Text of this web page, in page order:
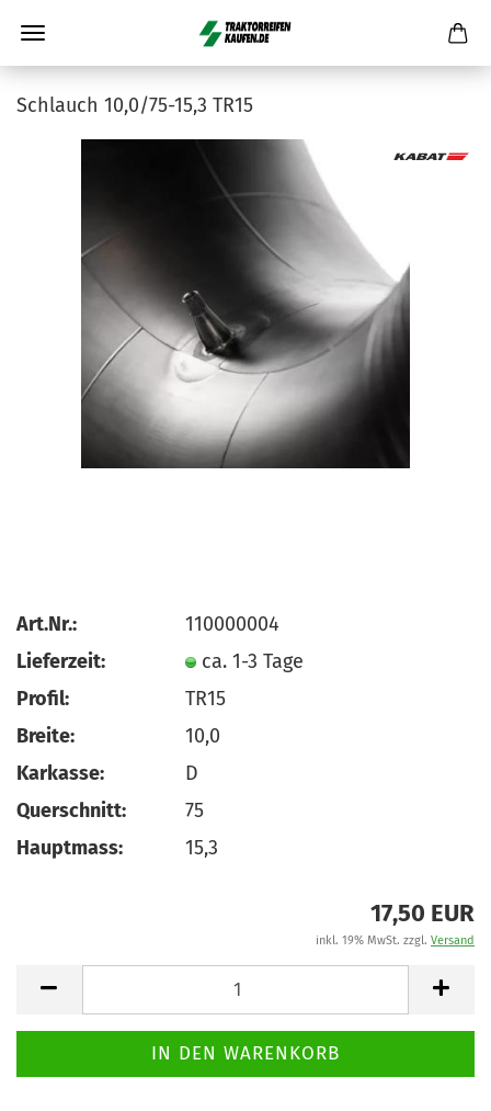
Schlauch 10,0/75-15,3 TR15
Art.Nr.:
110000004
Lieferzeit:
ca. 1-3 Tage
Profil:
TR15
Breite:
10,0
Karkasse:
D
Querschnitt:
75
Hauptmass:
15,3
17,50 EUR
inkl. 19% MwSt. zzgl. Versand